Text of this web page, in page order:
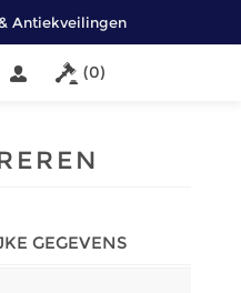
Antiekveilingen
(0)
GEGEVENS